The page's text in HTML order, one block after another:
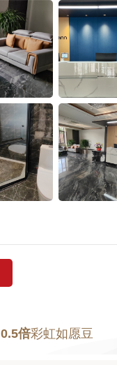
0.5倍彩虹如愿豆